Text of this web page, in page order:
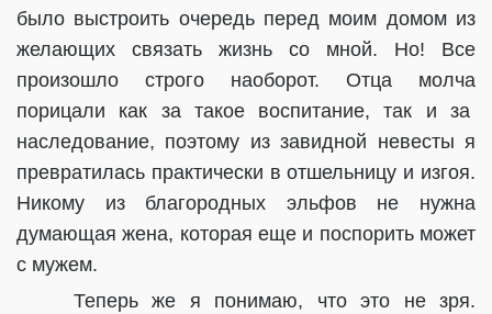
было выстроить очередь перед моим домом из
желающих связать жизнь со мной. Но! Все
произошло строго наоборот. Отца молча
порицали как за такое воспитание, так и за
наследование, поэтому из завидной невесты я
превратилась практически в отшельницу и изгоя.
Никому из благородных эльфов не нужна
думающая жена, которая еще и поспорить может
с мужем.
Теперь же я понимаю, что это не зря.